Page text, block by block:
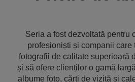
Seria a fost dezvoltată pentru
profesioniști și companii care
fotografii de calitate superioară
și să ofere clienților o gamă
albume foto, cărți de vizită și